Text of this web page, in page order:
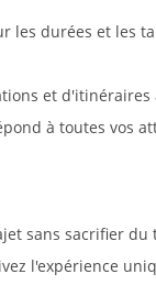
les durées et les
et d'itinéraires
à toutes vos
sans sacrifier du
l'expérience